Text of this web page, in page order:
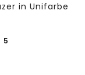
in Unifarbe
5